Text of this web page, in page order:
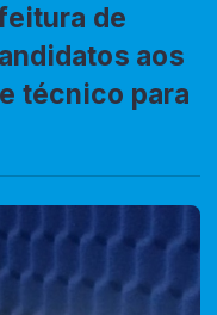
de
aos
técnico para